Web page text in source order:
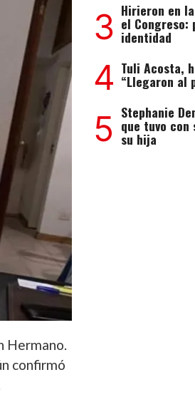
Hermano.
confirmó
3 Hirieron en
el Congreso:
identidad
4 Tuli Acosta,
“Llegaron al
5 Stephanie
que tuvo
su hija